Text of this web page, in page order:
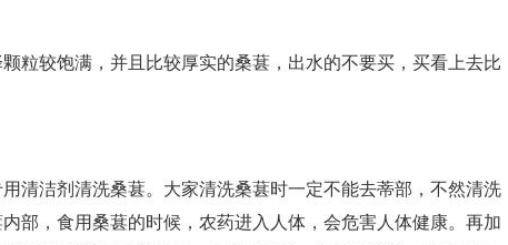
粒较饱满，并且比较厚实的桑葚，出水的不要买，买看上去比
清洁剂清洗桑葚。大家清洗桑葚时一定不能去蒂部，不然清洗
部，食用桑葚的时候，农药进入人体，会危害人体健康。再加